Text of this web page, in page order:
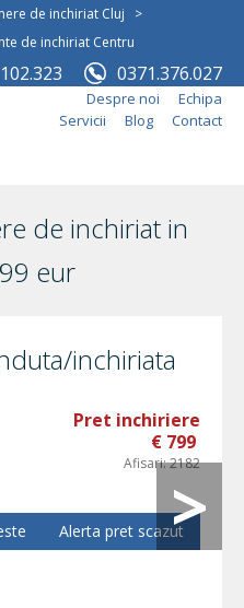
de inchiriat Cluj
>
de inchiriat Centru
0371.376.027
Despre noi
Echipa
Servicii
Blog Contact
de inchiriat in
eur
inchiriata
Pret inchiriere
€ 799
Afisari:2182
Alerta pret scazut